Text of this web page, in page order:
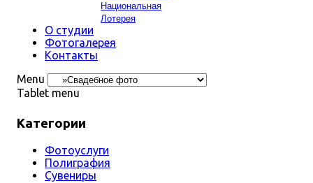
Национальная
Лотерея
О студии
Фотогалерея
Контакты
Menu
Tablet menu
Категории
Фотоуслуги
Полиграфия
Сувениры